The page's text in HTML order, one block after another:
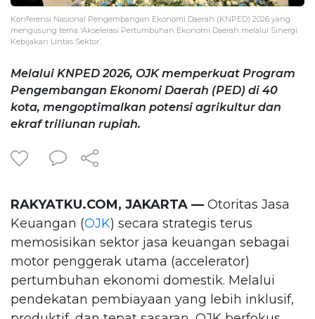
Konferensi Nasional Pengembangan Ekonomi Daerah (KNPED) 2026 yang
mengusung tema ‘Akselerasi Pertumbuhan Ekonomi Daerah melalui Sinergi
Kebijakan Lintas Sektor’.
Melalui KNPED 2026, OJK memperkuat Program
Pengembangan Ekonomi Daerah (PED) di 40
kota, mengoptimalkan potensi agrikultur dan
ekraf triliunan rupiah.
RAKYATKU.COM, JAKARTA — Otoritas Jasa
Keuangan (OJK) secara strategis terus
memosisikan sektor jasa keuangan sebagai
motor penggerak utama (accelerator)
pertumbuhan ekonomi domestik. Melalui
pendekatan pembiayaan yang lebih inklusif,